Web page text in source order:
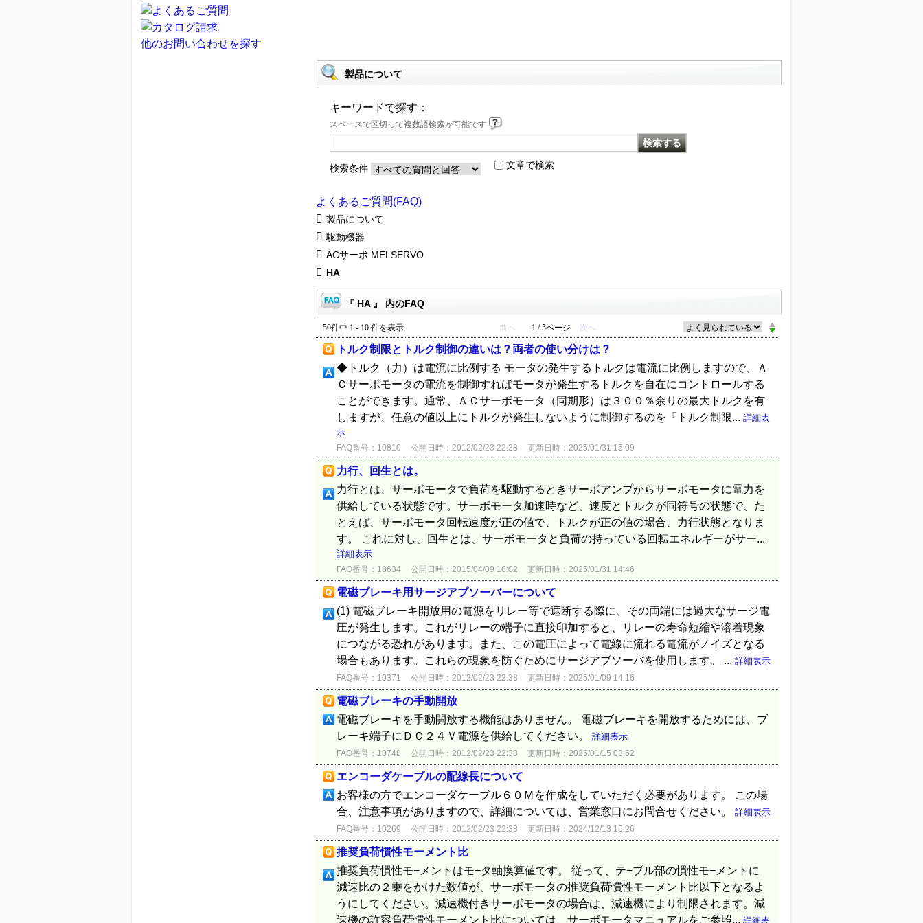
他のお問い合わせを探す
製品について
キーワードで探す：
スペースで区切って複数語検索が可能です
検索条件 文章で検索
よくあるご質問(FAQ)
製品について
駆動機器
ACサーボ MELSERVO
HA
『 HA 』 内のFAQ
50件中 1 - 10 件を表示 前へ 1 / 5ページ 次へ
トルク制限とトルク制御の違いは？両者の使い分けは？
◆トルク（力）は電流に比例する モータの発生するトルクは電流に比例しますので、Ａ
Ｃサーボモータの電流を制御すればモータが発生するトルクを自在にコントロールする
ことができます。通常、ＡＣサーボモータ（同期形）は３００％余りの最大トルクを有
しますが、任意の値以上にトルクが発生しないように制御するのを『トルク制限... 詳細表
示
FAQ番号：10810 公開日時：2012/02/23 22:38 更新日時：2025/01/31 15:09
力行、回生とは。
力行とは、サーボモータで負荷を駆動するときサーボアンプからサーボモータに電力を
供給している状態です。サーボモータ加速時など、速度とトルクが同符号の状態で、た
とえば、サーボモータ回転速度が正の値で、トルクが正の値の場合、力行状態となりま
す。 これに対し、回生とは、サーボモータと負荷の持っている回転エネルギーがサー...
詳細表示
FAQ番号：18634 公開日時：2015/04/09 18:02 更新日時：2025/01/31 14:46
電磁ブレーキ用サージアブソーバーについて
(1) 電磁ブレーキ開放用の電源をリレー等で遮断する際に、その両端には過大なサージ電
圧が発生します。これがリレーの端子に直接印加すると、リレーの寿命短縮や溶着現象
につながる恐れがあります。また、この電圧によって電線に流れる電流がノイズとなる
場合もあります。これらの現象を防ぐためにサージアブソーバを使用します。 ... 詳細表示
FAQ番号：10371 公開日時：2012/02/23 22:38 更新日時：2025/01/09 14:16
電磁ブレーキの手動開放
電磁ブレーキを手動開放する機能はありません。 電磁ブレーキを開放するためには、ブ
レーキ端子にＤＣ２４Ｖ電源を供給してください。 詳細表示
FAQ番号：10748 公開日時：2012/02/23 22:38 更新日時：2025/01/15 08:52
エンコーダケーブルの配線長について
お客様の方でエンコーダケーブル６０Ｍを作成をしていただく必要があります。 この場
合、注意事項がありますので、詳細については、営業窓口にお問合せください。 詳細表示
FAQ番号：10269 公開日時：2012/02/23 22:38 更新日時：2024/12/13 15:26
推奨負荷慣性モーメント比
推奨負荷慣性モ−メントはモ−タ軸換算値です。 従って、テ−ブル部の慣性モ−メントに
減速比の２乗をかけた数値が、サーボモータの推奨負荷慣性モーメント比以下となるよ
うにしてください。減速機付きサーボモータの場合は、減速機により制限されます。減
速機の許容負荷慣性モーメント比については、サーボモータマニュアルをご参照... 詳細表